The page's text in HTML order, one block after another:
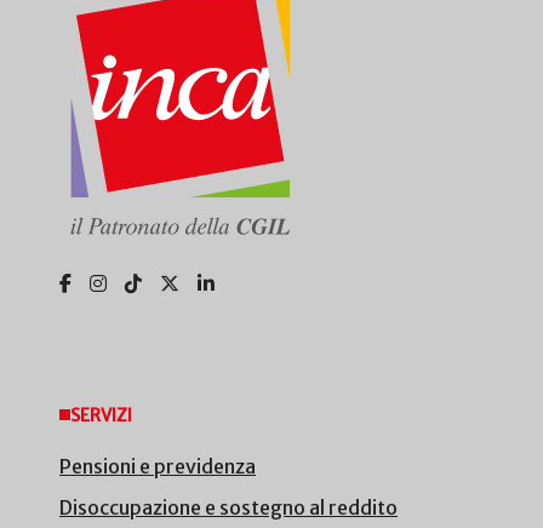
SERVIZI
Pensioni e previdenza
Disoccupazione e sostegno al reddito